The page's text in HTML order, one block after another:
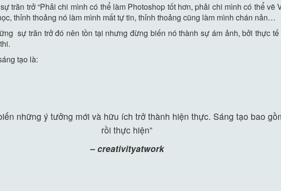
trăn trở “Phải chi mình có thể làm Photoshop tốt hơn, phải chi mình có thể vẽ
thỉnh thoảng nó làm mình mất tự tin, thỉnh thoảng cũng làm mình chán nản…
sự trăn trở đó nên tồn tại nhưng đừng biến nó thành sự ám ảnh, bởi thực
tạo là:
những ý tưởng mới và hữu ích trở thành hiện thực. Sáng tạo bao
rồi thực hiện”
– creativityatwork